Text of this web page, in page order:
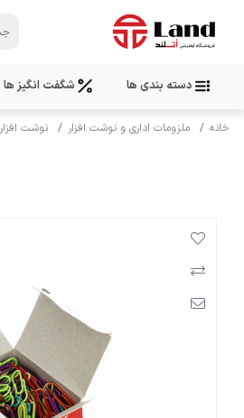
دسته بندی ها شگفت انگیز ها
خانه ملزومات اداری و نوشت افزار نوشت افزار